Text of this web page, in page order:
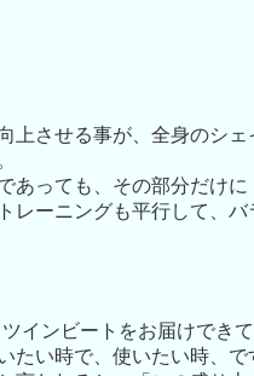
上させる事が、全身のシ
あっても、その部分だけ
レーニングも平行して、
インビートをお届けでき
たい時で、使いたい時、で